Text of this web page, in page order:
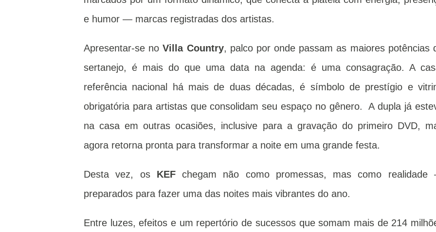
e humor — marcas registradas dos artistas.
Apresentar-se noVilla Country, palco por onde passam as maiores potências
sertanejo, é mais do que uma data na agenda: é uma consagração. A
referência nacional há mais de duas décadas, é símbolo de prestígio e
obrigatória para artistas que consolidam seu espaço no gênero. A dupla já
na casa em outras ocasiões, inclusive para a gravação do primeiro DVD,
agora retorna pronta para transformar a noite em uma grande festa.
Desta vez, osKEFchegam não como promessas, mas como
preparados para fazer uma das noites mais vibrantes do ano.
Entre luzes, efeitos e um repertório de sucessos que somam mais de 214